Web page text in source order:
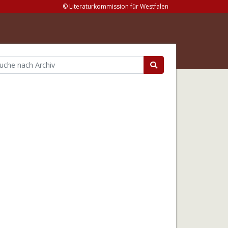
© Literaturkommission für Westfalen